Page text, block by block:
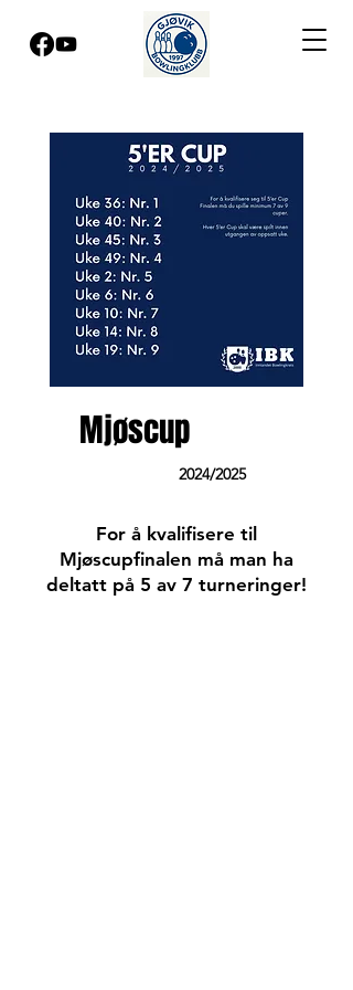
Mjøscup
2024/2025
For å kvalifisere til
Mjøscupfinalen må man ha
deltatt på 5 av 7 turneringer!